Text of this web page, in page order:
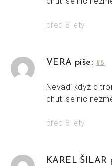
před 8 lety
VERA píše: #8
Nevadí když
chuti se nic
před 8 lety
KAREL ŠILAR